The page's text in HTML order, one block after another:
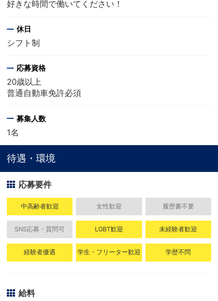
好きな時間で働いてください！
休日
シフト制
応募資格
20歳以上
普通自動車免許必須
募集人数
1名
待遇・環境
応募要件
中高齢者歓迎 女性歓迎 履歴書不要
SNS応募・質問可 LGBT歓迎 未経験者歓迎
経験者優遇 学生・フリーター歓迎 学歴不問
給料